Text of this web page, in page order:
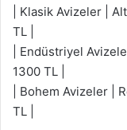
| Klasik Avizeler |
TL |
| Endüstriyel
1300 TL |
| Bohem Avizeler |
TL |